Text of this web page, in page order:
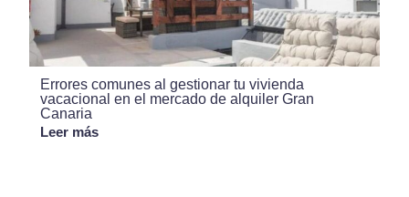
Errores comunes al gestionar tu vivienda
vacacional en el mercado de alquiler Gran
Canaria
Leer más